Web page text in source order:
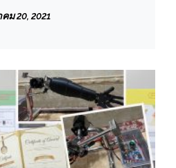
ม 20, 2021